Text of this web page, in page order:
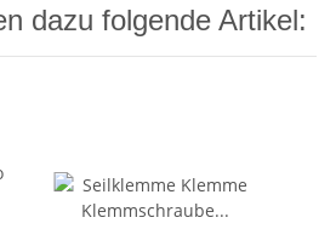
dazu folgende Artikel: